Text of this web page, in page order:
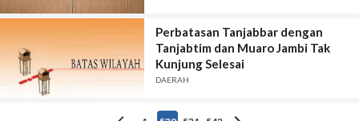
Perbatasan Tanjabbar dengan
Tanjabtim dan Muaro Jambi Tak
Kunjung Selesai
DAERAH